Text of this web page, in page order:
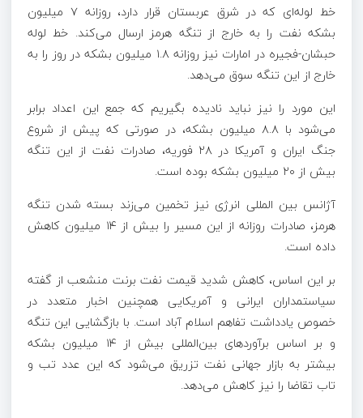
خط لوله‌ای که در شرق عربستان قرار دارد، روزانه ۷ میلیون
بشکه نفت را به خارج از تنگه هرمز ارسال می‌کند. خط لوله
حبشان-فجیره در امارات نیز روزانه ۱.۸ میلیون بشکه در روز را به
خارج از این تنگه سوق می‌دهد.
این مورد را نیز نباید نادیده بگیریم که جمع این اعداد برابر
می‌شود با ۸.۸ میلیون بشکه، در صورتی که پیش از شروع
جنگ ایران و آمریکا در ۲۸ فوریه، صادرات نفت از این تنگه
بیش از ۲۰ میلیون بشکه بوده است.
آژانس بین المللی انرژی نیز تخمین می‌زند بسته شدن تنگه
هرمز، صادرات روزانه از این مسیر را بیش از ۱۴ میلیون کاهش
داده است.
بر این اساس، کاهش شدید قیمت نفت برنت منشعب از گفته
سیاستمداران ایرانی و آمریکایی همچنین اخبار متعدد در
خصوص یادداشت تفاهم اسلام آباد است. با بازگشایی این تنگه
و بر اساس برآورد‌های بین‌المللی بیش از ۱۴ میلیون بشکه
بیشتر به بازار جهانی نفت تزریق می‌شود که این عدد تب و
تاب تقاضا را نیز کاهش می‌دهد.